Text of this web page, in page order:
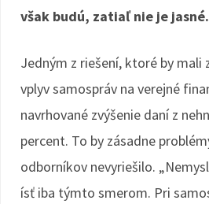
však budú, zatiaľ nie je jasné.
Jedným z riešení, ktoré by mali
vplyv samospráv na verejné
navrhované zvýšenie daní z
percent. To by zásadne
odborníkov nevyriešilo.
ísť iba týmto smerom. Pri